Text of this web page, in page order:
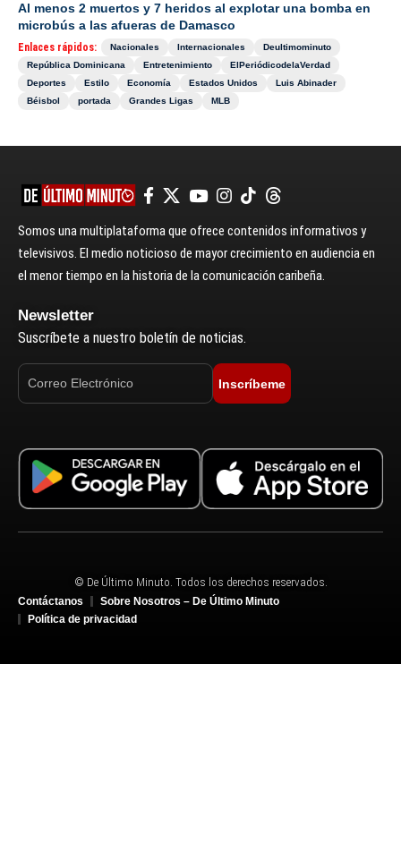
Al menos 2 muertos y 7 heridos al explotar una bomba en
microbús a las afueras de Damasco
Enlaces rápidos: Nacionales Internacionales
Deultimominuto
República Dominicana
Entretenimiento
ElPeriódicodelaVerdad
Deportes
Estilo Economía Estados Unidos
Luis Abinader
Béisbol
portada Grandes Ligas MLB
Somos una multiplataforma que ofrece contenidos informativos y
televisivos. El medio noticioso de mayor crecimiento en audiencia en
el menor tiempo en la historia de la comunicación caribeña.
Newsletter
Suscríbete a nuestro boletín de noticias.
Inscríbeme
© De Último Minuto. Todos los derechos reservados.
Contáctanos
Sobre Nosotros – De Último Minuto
Política de privacidad